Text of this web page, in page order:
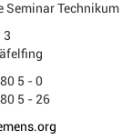
Seminar Technikum
3
5 - 0
5 - 26